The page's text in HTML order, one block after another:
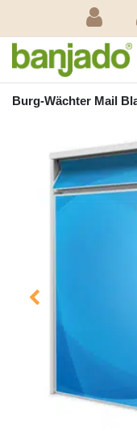
Burg-Wächter Mail